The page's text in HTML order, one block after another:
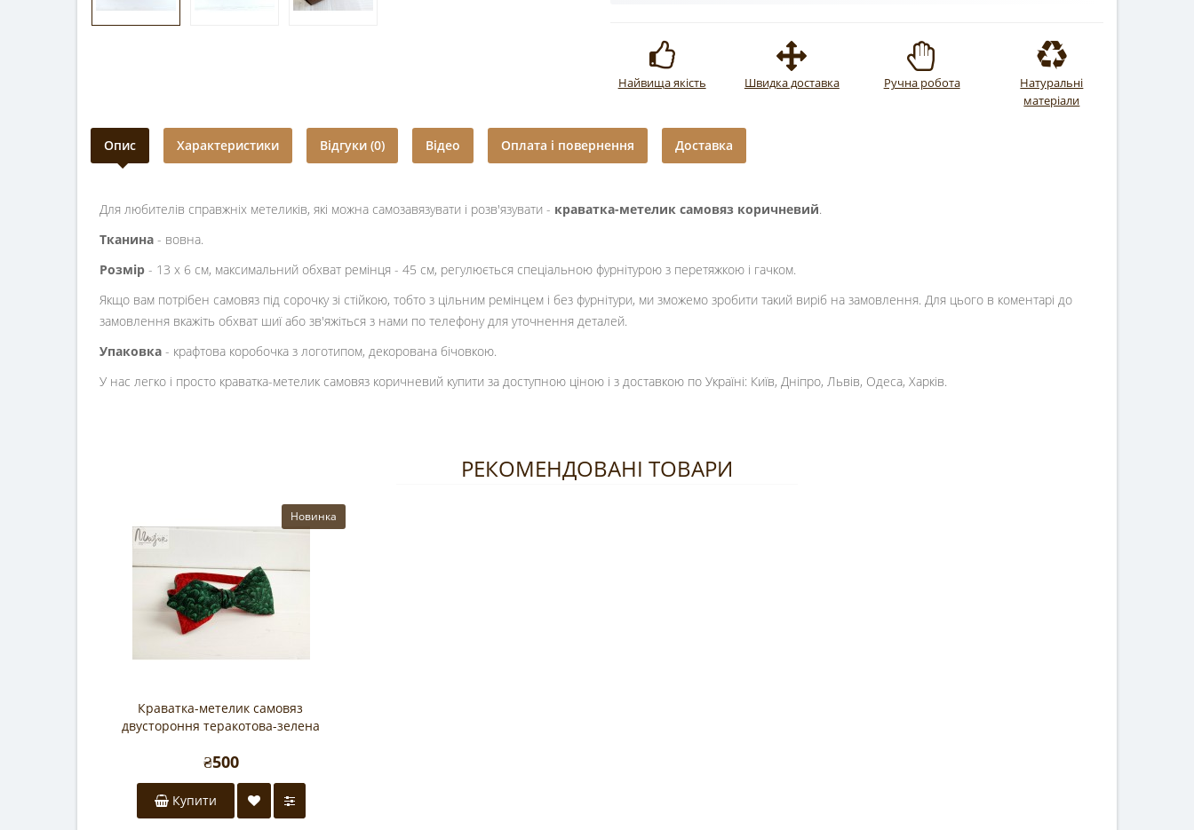
Найвища якість Швидка доставка Ручна робота
Натуральні
матеріали
Опис Характеристики Відгуки (0) Відео Оплата і повернення Доставка
Для любителів справжніх метеликів, які можна самозавязувати і розв'язувати - краватка-метелик самовяз коричневий.
Тканина - вовна.
Розмір - 13 х 6 см, максимальний обхват ремінця - 45 см, регулюється спеціальною фурнітурою з перетяжкою і гачком.
Якщо вам потрібен самовяз під сорочку зі стійкою, тобто з цільним ремінцем і без фурнітури, ми зможемо зробити такий виріб на замовлення. Для цього в коментарі до
замовлення вкажіть обхват шиї або зв'яжіться з нами по телефону для уточнення деталей.
Упаковка - крафтова коробочка з логотипом, декорована бічовкою.
У нас легко і просто краватка-метелик самовяз коричневий купити за доступною ціною і з доставкою по Україні: Київ, Дніпро, Львів, Одеса, Харків.
РЕКОМЕНДОВАНІ ТОВАРИ
Новинка
Краватка-метелик самовяз
двустороння теракотова-зелена
₴500
Купити